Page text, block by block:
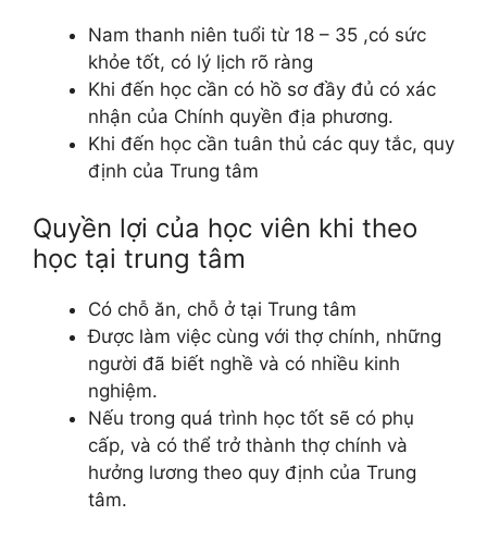
Nam thanh niên tuổi từ 18 – 35 ,có sức
khỏe tốt, có lý lịch rõ ràng
Khi đến học cần có hồ sơ đầy đủ có xác
nhận của Chính quyền địa phương.
Khi đến học cần tuân thủ các quy tắc, quy
định của Trung tâm
Quyền lợi của học viên khi theo
học tại trung tâm
Có chỗ ăn, chỗ ở tại Trung tâm
Được làm việc cùng với thợ chính, những
người đã biết nghề và có nhiều kinh
nghiệm.
Nếu trong quá trình học tốt sẽ có phụ
cấp, và có thể trở thành thợ chính và
hưởng lương theo quy định của Trung
tâm.